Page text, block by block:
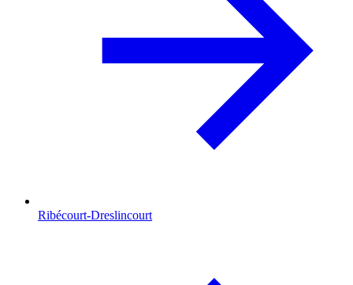
Ribécourt-Dreslincourt